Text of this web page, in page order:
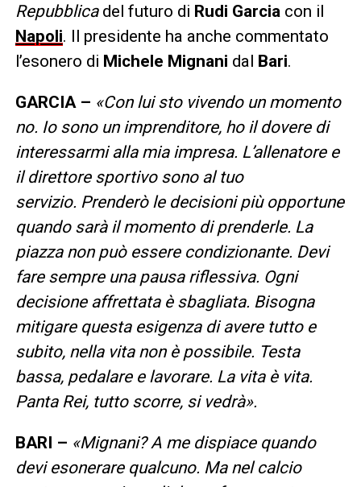
Repubblicadel futuro di Rudi Garcia con il
Napoli. Il presidente ha anche commentato
l’esonero di Michele Mignani dal Bari.
GARCIA – «Con lui sto vivendo un momento
no. Io sono un imprenditore, ho il dovere di
interessarmi alla mia impresa. L’allenatore e
il direttore sportivo sono al tuo
servizio. Prenderò le decisioni più opportune
quando sarà il momento di prenderle. La
piazza non può essere condizionante. Devi
fare sempre una pausa riflessiva. Ogni
decisione affrettata è sbagliata. Bisogna
mitigare questa esigenza di avere tutto e
subito, nella vita non è possibile. Testa
bassa, pedalare e lavorare. La vita è vita.
Panta Rei, tutto scorre, si vedrà».
BARI – «Mignani? A me dispiace quando
devi esonerare qualcuno. Ma nel calcio